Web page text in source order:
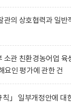
관의 상호협력과 일
소관 친환경농어업
요인 평가에 관한 건
칙」 일부개정안에